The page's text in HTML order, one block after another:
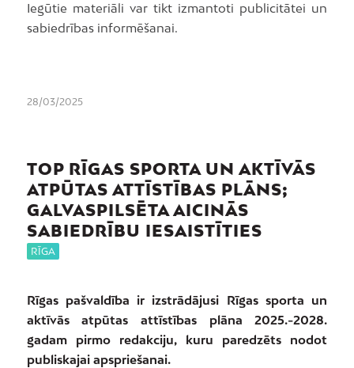
Iegūtie materiāli var tikt izmantoti publicitātei un
sabiedrības informēšanai.
28/03/2025
TOP RĪGAS SPORTA UN AKTĪVĀS
ATPŪTAS ATTĪSTĪBAS PLĀNS;
GALVASPILSĒTA AICINĀS
SABIEDRĪBU IESAISTĪTIES
RĪGA
Rīgas pašvaldība ir izstrādājusi Rīgas sporta un
aktīvās atpūtas attīstības plāna 2025.-2028.
gadam pirmo redakciju, kuru paredzēts nodot
publiskajai apspriešanai.